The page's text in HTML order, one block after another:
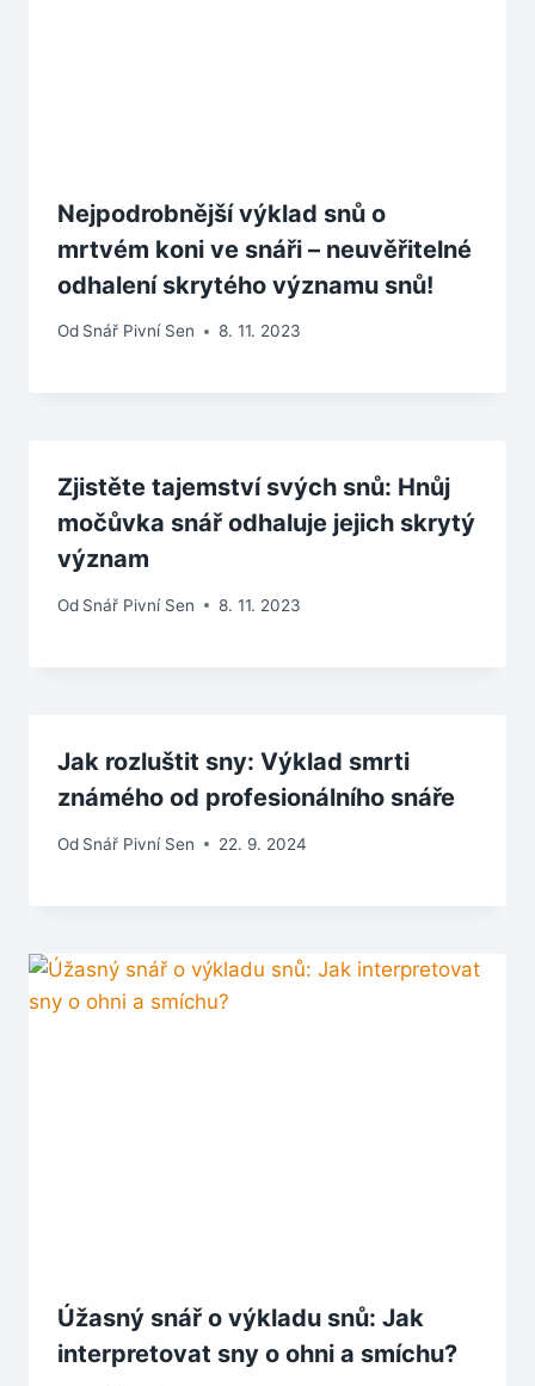
Nejpodrobnější výklad snů o
mrtvém koni ve snáři – neuvěřitelné
odhalení skrytého významu snů!
Od Snář Pivní Sen 8. 11. 2023
Zjistěte tajemství svých snů: Hnůj
močůvka snář odhaluje jejich skrytý
význam
Od Snář Pivní Sen 8. 11. 2023
Jak rozluštit sny: Výklad smrti
známého od profesionálního snáře
Od Snář Pivní Sen 22. 9. 2024
Úžasný snář o výkladu snů: Jak
interpretovat sny o ohni a smíchu?